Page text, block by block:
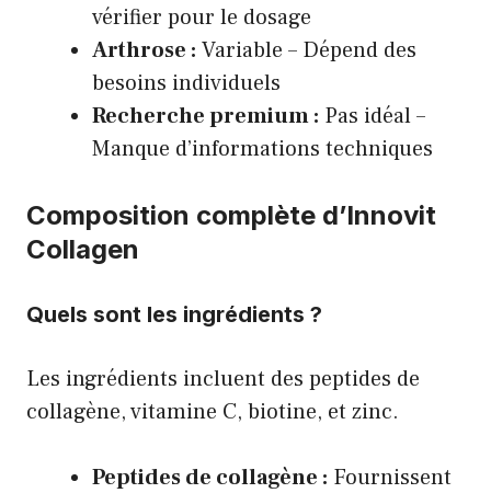
vérifier pour le dosage
Arthrose : Variable – Dépend des
besoins individuels
Recherche premium : Pas idéal –
Manque d’informations techniques
Composition complète d’Innovit
Collagen
Quels sont les ingrédients ?
Les ingrédients incluent des peptides de
collagène, vitamine C, biotine, et zinc.
Peptides de collagène : Fournissent